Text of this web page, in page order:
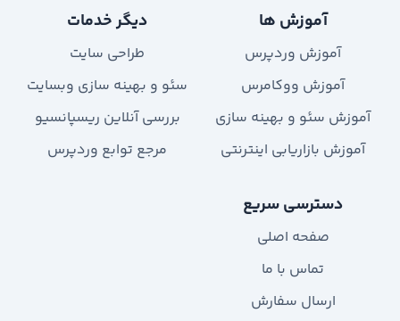
آموزش ها
آموزش وردپرس
آموزش ووکامرس
آموزش سئو و بهینه سازی
آموزش بازاریابی اینترنتی
دیگر خدمات
طراحی سایت
سئو و بهینه سازی وبسایت
بررسی آنلاین ریسپانسیو
مرجع توابع وردپرس
دسترسی سریع
صفحه اصلی
تماس با ما
ارسال سفارش